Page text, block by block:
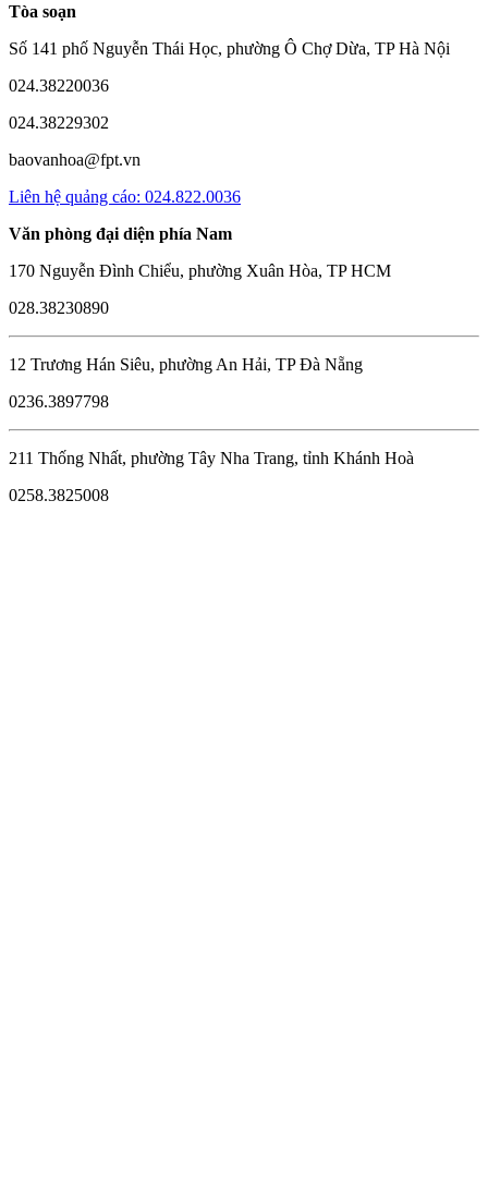
Tòa soạn
Số 141 phố Nguyễn Thái Học, phường Ô Chợ Dừa, TP Hà Nội
024.38220036
024.38229302
baovanhoa@fpt.vn
Liên hệ quảng cáo: 024.822.0036
Văn phòng đại diện phía Nam
170 Nguyễn Đình Chiểu, phường Xuân Hòa, TP HCM
028.38230890
12 Trương Hán Siêu, phường An Hải, TP Đà Nẵng
0236.3897798
211 Thống Nhất, phường Tây Nha Trang, tỉnh Khánh Hoà
0258.3825008